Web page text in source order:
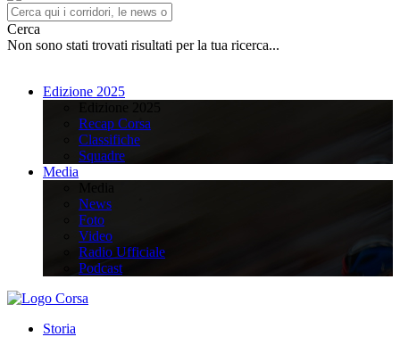
Cerca
Non sono stati trovati risultati per la tua ricerca...
Edizione 2025
Recap Corsa
Classifiche
Squadre
Media
News
Foto
Video
Radio Ufficiale
Podcast
Storia